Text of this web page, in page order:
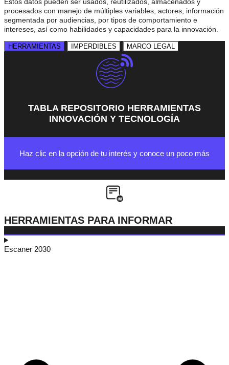
Estos datos pueden ser usados, reutilizados, almacenados y
procesados con manejo de múltiples variables, actores, información
segmentada por audiencias, por tipos de comportamiento e
intereses, así como habilidades y capacidades para la innovación.
HERRAMIENTAS IMPERDIBLES MARCO LEGAL
TABLA REPOSITORIO HERRAMIENTAS
INNOVACIÓN Y TECNOLOGÍA
Haz clic en la opción de tu interés y conoce un poco más
HERRAMIENTAS PARA INFORMAR
Escaner 2030